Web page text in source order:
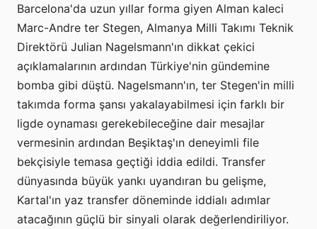
Barcelona'da uzun yıllar forma giyen Alman kaleci
Marc-Andre ter Stegen, Almanya Milli Takımı Teknik
Direktörü Julian Nagelsmann'ın dikkat çekici
açıklamalarının ardından Türkiye'nin gündemine
bomba gibi düştü. Nagelsmann'ın, ter Stegen'in milli
takımda forma şansı yakalayabilmesi için farklı bir
ligde oynaması gerekebileceğine dair mesajlar
vermesinin ardından Beşiktaş'ın deneyimli file
bekçisiyle temasa geçtiği iddia edildi. Transfer
dünyasında büyük yankı uyandıran bu gelişme,
Kartal'ın yaz transfer döneminde iddialı adımlar
atacağının güçlü bir sinyali olarak değerlendiriliyor.